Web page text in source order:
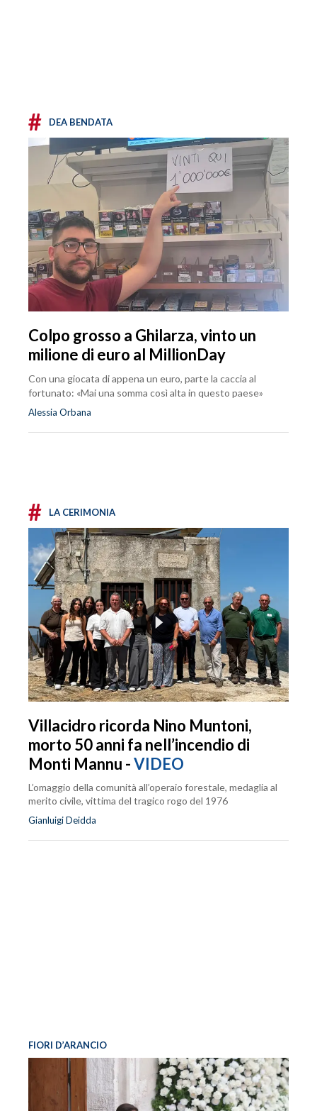
# DEA BENDATA
Colpo grosso a Ghilarza, vinto un
milione di euro al MillionDay
Con una giocata di appena un euro, parte la caccia al
fortunato: «Mai una somma così alta in questo paese»
Alessia Orbana
# LA CERIMONIA
Villacidro ricorda Nino Muntoni,
morto 50 anni fa nell’incendio di
Monti Mannu -VIDEO
L’omaggio della comunità all’operaio forestale, medaglia al
merito civile, vittima del tragico rogo del 1976
Gianluigi Deidda
FIORI D’ARANCIO